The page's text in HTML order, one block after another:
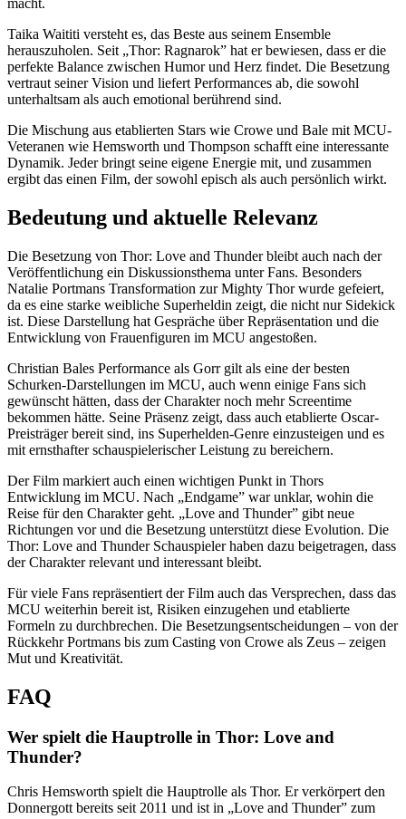
macht.
Taika Waititi versteht es, das Beste aus seinem Ensemble
herauszuholen. Seit „Thor: Ragnarok” hat er bewiesen, dass er die
perfekte Balance zwischen Humor und Herz findet. Die Besetzung
vertraut seiner Vision und liefert Performances ab, die sowohl
unterhaltsam als auch emotional berührend sind.
Die Mischung aus etablierten Stars wie Crowe und Bale mit MCU-
Veteranen wie Hemsworth und Thompson schafft eine interessante
Dynamik. Jeder bringt seine eigene Energie mit, und zusammen
ergibt das einen Film, der sowohl episch als auch persönlich wirkt.
Bedeutung und aktuelle Relevanz
Die Besetzung von Thor: Love and Thunder bleibt auch nach der
Veröffentlichung ein Diskussionsthema unter Fans. Besonders
Natalie Portmans Transformation zur Mighty Thor wurde gefeiert,
da es eine starke weibliche Superheldin zeigt, die nicht nur Sidekick
ist. Diese Darstellung hat Gespräche über Repräsentation und die
Entwicklung von Frauenfiguren im MCU angestoßen.
Christian Bales Performance als Gorr gilt als eine der besten
Schurken-Darstellungen im MCU, auch wenn einige Fans sich
gewünscht hätten, dass der Charakter noch mehr Screentime
bekommen hätte. Seine Präsenz zeigt, dass auch etablierte Oscar-
Preisträger bereit sind, ins Superhelden-Genre einzusteigen und es
mit ernsthafter schauspielerischer Leistung zu bereichern.
Der Film markiert auch einen wichtigen Punkt in Thors
Entwicklung im MCU. Nach „Endgame” war unklar, wohin die
Reise für den Charakter geht. „Love and Thunder” gibt neue
Richtungen vor und die Besetzung unterstützt diese Evolution. Die
Thor: Love and Thunder Schauspieler haben dazu beigetragen, dass
der Charakter relevant und interessant bleibt.
Für viele Fans repräsentiert der Film auch das Versprechen, dass das
MCU weiterhin bereit ist, Risiken einzugehen und etablierte
Formeln zu durchbrechen. Die Besetzungsentscheidungen – von der
Rückkehr Portmans bis zum Casting von Crowe als Zeus – zeigen
Mut und Kreativität.
FAQ
Wer spielt die Hauptrolle in Thor: Love and
Thunder?
Chris Hemsworth spielt die Hauptrolle als Thor. Er verkörpert den
Donnergott bereits seit 2011 und ist in „Love and Thunder” zum